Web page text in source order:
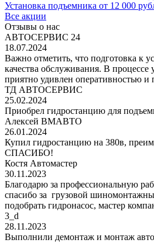
Установка подъемника от 12 000
Все акции
Отзывы о нас
АВТОСЕРВИС 24
18.07.2024
Важно отметить, что подготовка к
качества обслуживания. В
приятно удивлен оперативностью
ТД АВТОСЕРВИС
25.02.2024
Приобрел гидростанцию для
Алексей ВМАВТО
26.01.2024
Купил гидростанцию на 380в,
СПАСИБО!
Костя Автомастер
30.11.2023
Благодарю за профессиональную
спасибо за грузовой
подобрать гидронасос, мастер
3_d
28.11.2023
Выполнили демонтаж и монтаж